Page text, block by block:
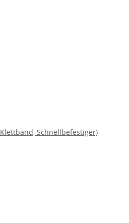
Schnellbefestiger)